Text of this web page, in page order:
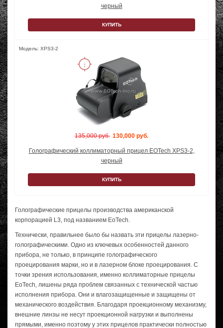
черный
КУПИТЬ
Модель: XPS3-2
135,000 руб. 130,000 руб.
Голографический коллиматорный прицел EOTech XPS3-2,
черный
КУПИТЬ
Голографические прицелы производства американской
корпорацией L3, под названием EoTech.
Технически, правильнее было бы назвать эти прицелы лазерно-
голографическими. Одно из ключевых особенностей данного
прибора, не только, в принципе голографического
проецирования марки, но и в лазерном блоке проецирования. C
точки зрения использования, именно коллиматорные прицелы
EoTech, лишены ряда проблем связанных с технической частью
исполнения прибора. Они и влагозащищенные и защищены от
механического воздействия. Благодаря проекционному механизму,
внешние линзы не несут проекционной нагрузки и выполнены
прямыми, именно поэтому у этих прицелов практически полностью